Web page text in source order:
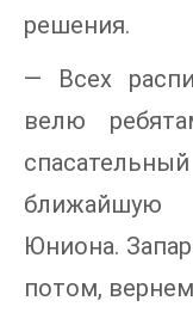
решения.
— Всех
велю
ближайшую
Юниона.
потом,